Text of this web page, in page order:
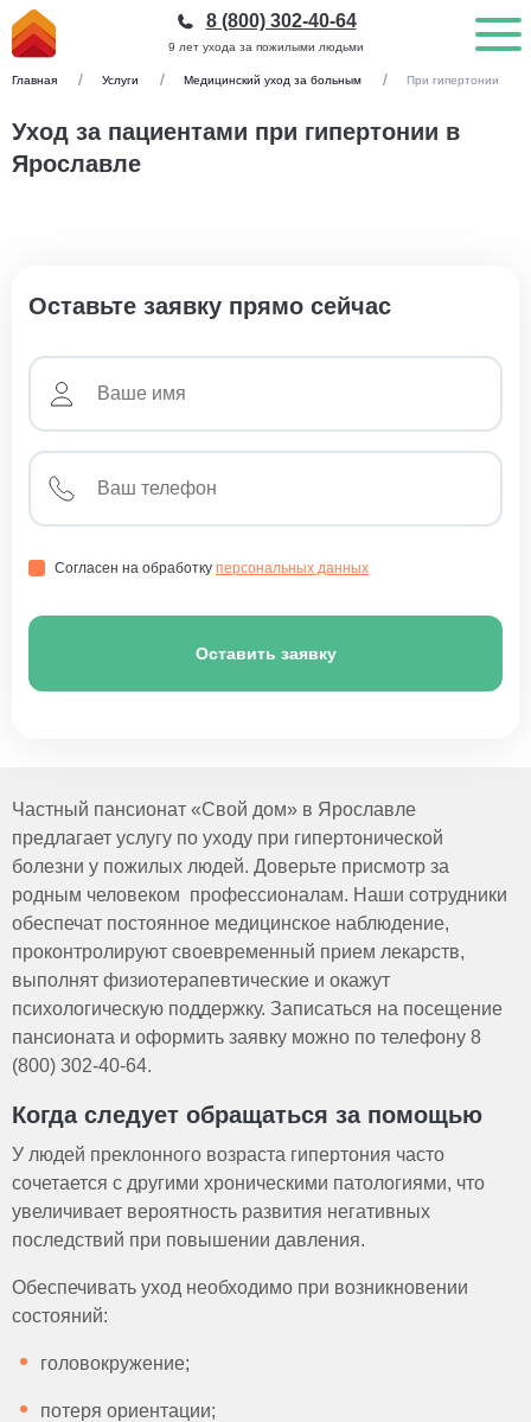
9 лет ухода за пожилыми людьми
8 (800) 302-40-64
Главная Услуги Медицинский уход за больным При гипертонии
Уход за пациентами при гипертонии в
Ярославле
Оставьте заявку прямо сейчас
Согласен на обработку персональных данных
Оставить заявку
Частный пансионат «Свой дом» в Ярославле
предлагает услугу по уходу при гипертонической
болезни у пожилых людей. Доверьте присмотр за
родным человеком профессионалам. Наши сотрудники
обеспечат постоянное медицинское наблюдение,
проконтролируют своевременный прием лекарств,
выполнят физиотерапевтические и окажут
психологическую поддержку. Записаться на посещение
пансионата и оформить заявку можно по телефону 8
(800) 302-40-64.
Когда следует обращаться за помощью
У людей преклонного возраста гипертония часто
сочетается с другими хроническими патологиями, что
увеличивает вероятность развития негативных
последствий при повышении давления.
Обеспечивать уход необходимо при возникновении
состояний:
головокружение;
потеря ориентации;